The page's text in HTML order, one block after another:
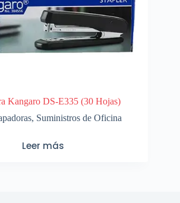
Kangaro DS-E335 (30 Hojas)
, Suministros de Oficina
Leer más